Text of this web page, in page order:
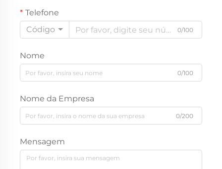
Telefone
Código
0/100
Nome
0/100
Nome da Empresa
0/200
Mensagem